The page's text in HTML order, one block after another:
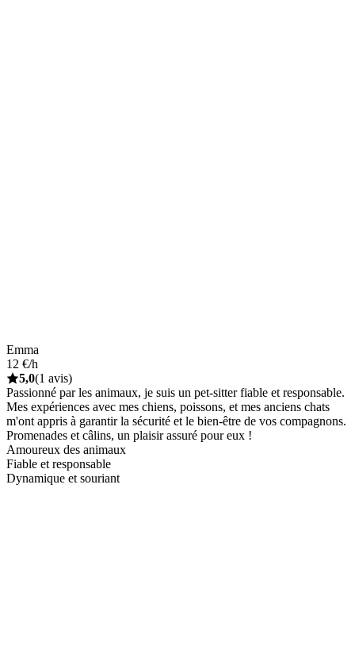
Emma
12 €/h
5,0(1 avis)
Passionné par les animaux, je suis un pet-sitter fiable et responsable.
Mes expériences avec mes chiens, poissons, et mes anciens chats
m'ont appris à garantir la sécurité et le bien-être de vos compagnons.
Promenades et câlins, un plaisir assuré pour eux !
Amoureux des animaux
Fiable et responsable
Dynamique et souriant